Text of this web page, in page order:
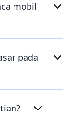
mobil
pada